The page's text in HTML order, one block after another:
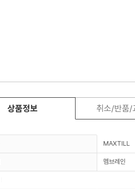
상품정보 취소/반품/
MAXTILL
멤브레인